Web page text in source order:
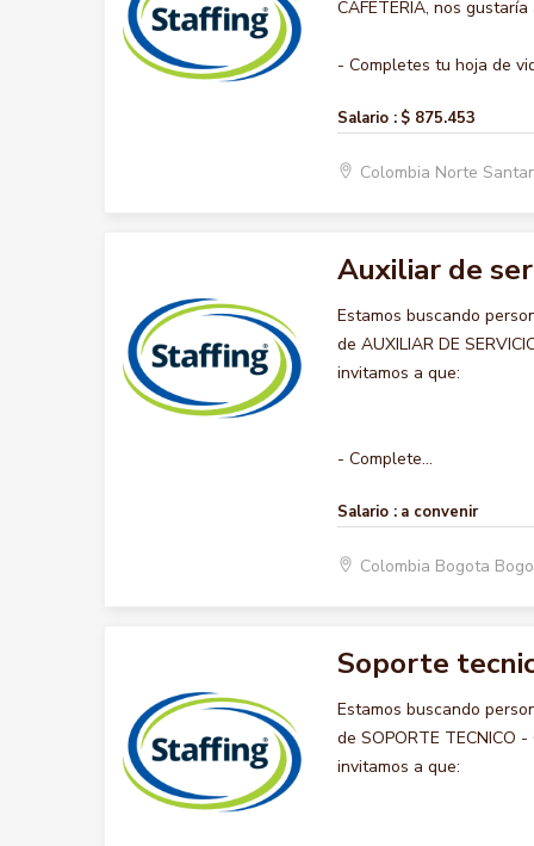
CAFETERIA, nos
- Completes tu hoja de
Salario : $ 875.453
Colombia Norte
Auxiliar de
Estamos buscando
de AUXILIAR DE
invitamos a que:
- Complete...
Salario : a convenir
Colombia Bogota
Soporte
Estamos buscando
de SOPORTE TECNICO
invitamos a que: